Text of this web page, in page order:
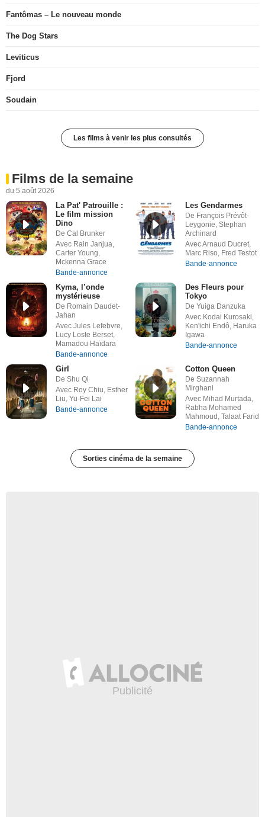
Fantômas – Le nouveau monde
The Dog Stars
Leviticus
Fjord
Soudain
Les films à venir les plus consultés
Films de la semaine
du 5 août 2026
La Pat' Patrouille :
Le film mission
Dino
De Cal Brunker
Avec Rain Janjua,
Carter Young,
Mckenna Grace
Bande-annonce
Les Gendarmes
De François Prévôt-
Leygonie, Stephan
Archinard
Avec Arnaud Ducret,
Marc Riso, Fred Testot
Bande-annonce
Kyma, l’onde
mystérieuse
De Romain Daudet-
Jahan
Avec Jules Lefebvre,
Lucy Loste Berset,
Mamadou Haïdara
Bande-annonce
Des Fleurs pour
Tokyo
De Yuiga Danzuka
Avec Kodai Kurosaki,
Ken'ichi Endô, Haruka
Igawa
Bande-annonce
Girl
De Shu Qi
Avec Roy Chiu, Esther
Liu, Yu-Fei Lai
Bande-annonce
Cotton Queen
De Suzannah
Mirghani
Avec Mihad Murtada,
Rabha Mohamed
Mahmoud, Talaat Farid
Bande-annonce
Sorties cinéma de la semaine